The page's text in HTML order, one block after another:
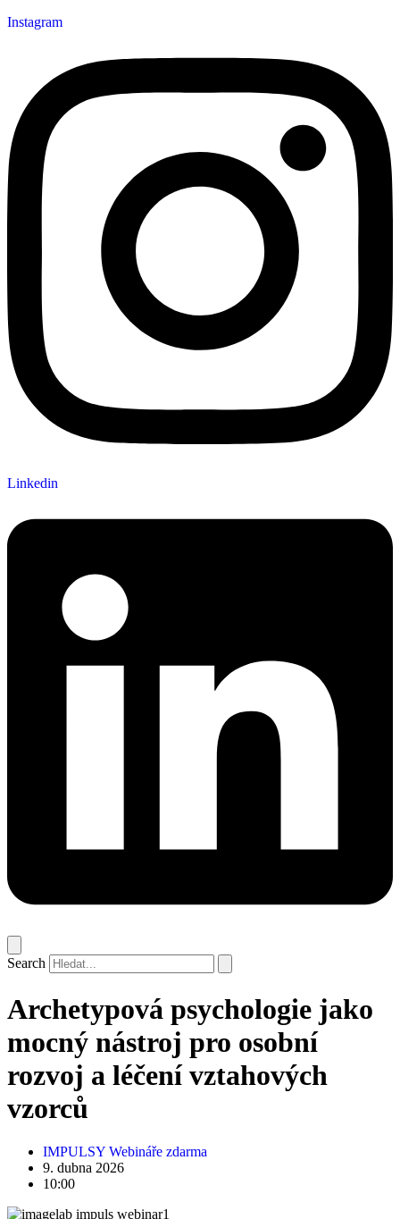
Instagram
Linkedin
Search
Archetypová psychologie jako
mocný nástroj pro osobní
rozvoj a léčení vztahových
vzorců
IMPULSY Webináře zdarma
9. dubna 2026
10:00